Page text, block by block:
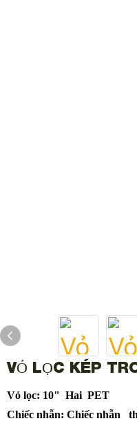
VỎ LỌC KÉP
Vỏ lọc: 10" Hai PET
Chiếc nhẫn: Chiếc nhẫn